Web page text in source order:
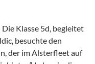
Klasse 5d, begleitet
besuchte den
der im Alsterfleet auf